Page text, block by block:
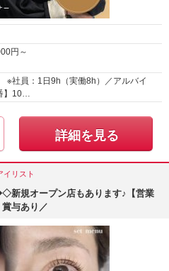
円～
-時給 1600円～
社員：1日9h（実働8h）／アルバイ
】10…
詳細を見る
イリスト
規オープン店もあります♪【営業
与あり／